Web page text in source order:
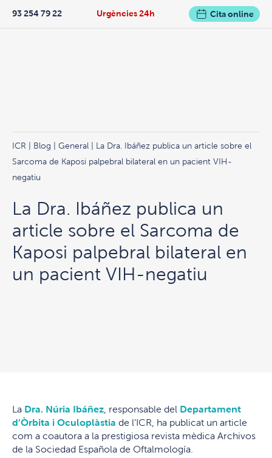
Urgències 24h
93 254 79 22 Cita online
ICR Blog General | La Dra. Ibáñez publica un article sobre el
Sarcoma de Kaposi palpebral bilateral en un pacient VIH-
negatiu
La Dra. Ibáñez publica un
article sobre el Sarcoma de
Kaposi palpebral bilateral en
un pacient VIH-negatiu
La Dra. Núria Ibáñez , responsable del Departament
d’Òrbita i Oculoplàstia de l’ICR, ha publicat un article
com a coautora a la prestigiosa revista mèdica Archivos
de la Sociedad Española de Oftalmología.